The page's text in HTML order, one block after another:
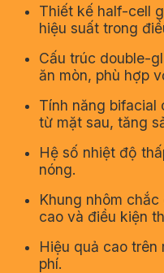
Thiết kế half-cell
hiệu suất trong
Cấu trúc double-
ăn mòn, phù hợp
Tính năng bifacial
từ mặt sau, tăng
Hệ số nhiệt độ
nóng.
Khung nhôm
cao và điều kiện
Hiệu quả cao
phí.